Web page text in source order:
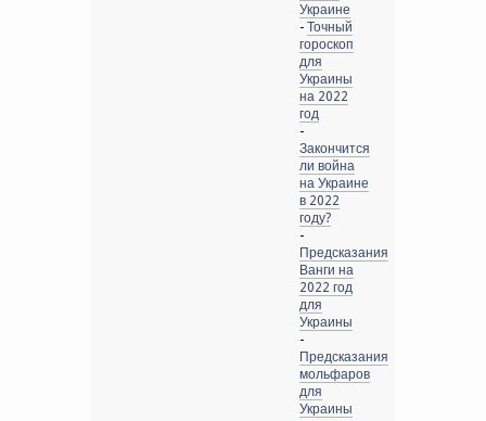
Украине
- Точный
гороскоп
для
Украины
на 2022
год
-
Закончится
ли война
на Украине
в 2022
году?
-
Предсказания
Ванги на
2022 год
для
Украины
-
Предсказания
мольфаров
для
Украины